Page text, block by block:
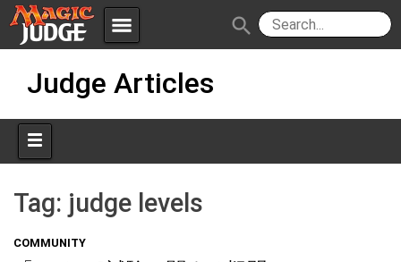
menu
Apps JudgeApps
Forum
Judges
Policies IPG
JAR
search
Judge Articles
Tag: judge levels
COMMUNITY